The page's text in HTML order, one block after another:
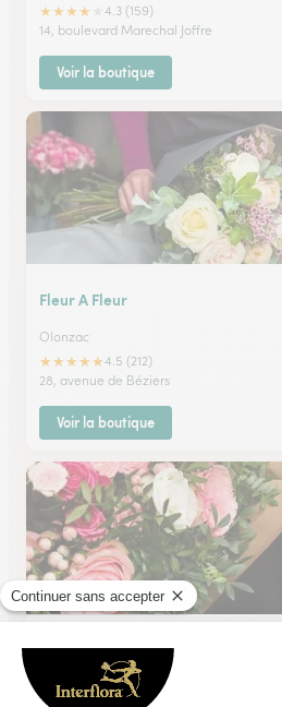
★★★★
4.3 (159)
14, boulevard Marechal Joffre
Voir la boutique
Fleur A Fleur
Olonzac
★★★★★4.5 (212)
28, avenue de Béziers
Voir la boutique
Corte Fleuriste
Narbonne